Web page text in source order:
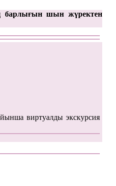
барлығын шын жүректен
виртуалды экскурсия